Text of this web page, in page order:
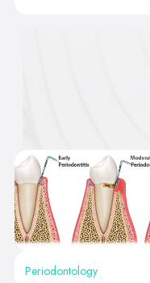
Periodontology